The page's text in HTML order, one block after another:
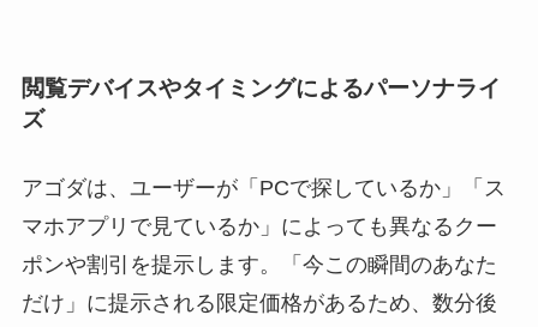
閲覧デバイスやタイミングによるパーソナライ
ズ
アゴダは、ユーザーが「PCで探しているか」「ス
マホアプリで見ているか」によっても異なるクー
ポンや割引を提示します。「今この瞬間のあなた
だけ」に提示される限定価格があるため、数分後